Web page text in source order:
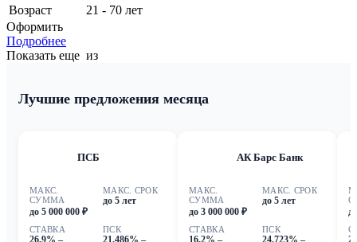
Возраст
21 - 70 лет
Оформить
Подробнее
Показать еще из
Лучшие предложения месяца
ПСБ
МАКС.
СУММА
до 5 000 000 ₽
МАКС. СРОК
до 5 лет
СТАВКА
26.9% –
ПСК
21.486% –
АК Барс Банк
МАКС.
СУММА
до 3 000 000 ₽
МАКС. СРОК
до 5 лет
СТАВКА
16.2% –
ПСК
24.723% –